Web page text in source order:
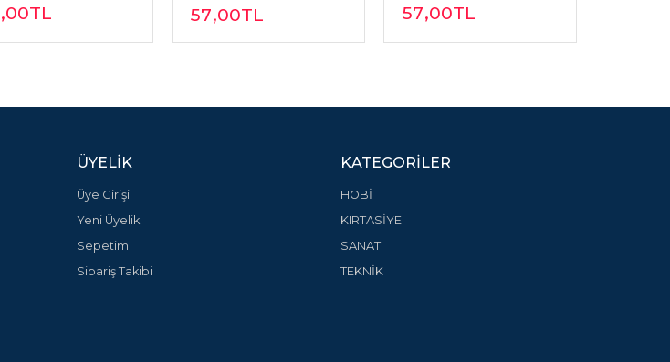
,00TL
CARMINE
57,00TL 57,00TL
ÜYELIK
Üye Girişi
Yeni Üyelik
Sepetim
Sipariş Takibi
KATEGORILER
HOBİ
KIRTASİYE
SANAT
TEKNİK